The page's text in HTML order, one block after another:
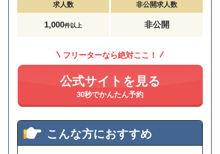
求人数
1,000件以上
非公開求人数
非公開
フリーターなら絶対ここ！
公式サイトを見る
30秒でかんたん予約
こんな方におすすめ